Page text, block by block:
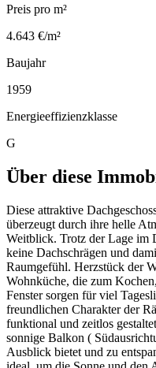
Preis pro m²
4.643 €/m²
Baujahr
1959
Energieeffizienzklasse
G
Über diese
Diese attraktive
überzeugt durch ihre helle
Weitblick. Trotz der Lage im
keine Dachschrägen und
Raumgefühl. Herzstück der
Wohnküche, die zum
Fenster sorgen für viel
freundlichen Charakter der
funktional und zeitlos
sonnige Balkon (
Ausblick bietet und zu